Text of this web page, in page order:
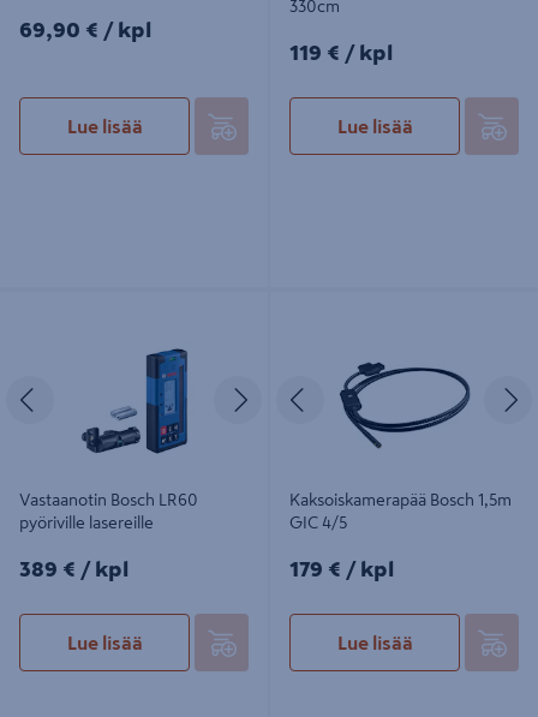
69,90€/kpl
69,90 € / kpl
Lue lisää
330cm
119€/kpl
119 € / kpl
Lue lisää
Seuraava
Vastaanotin Bosch LR60
pyöriville lasereille
389€/kpl
389 € / kpl
Lue lisää
Edellinen
Kaksoiskamerapää Bosch 1,5m
GIC 4/5
179€/kpl
179 € / kpl
Lue lisää